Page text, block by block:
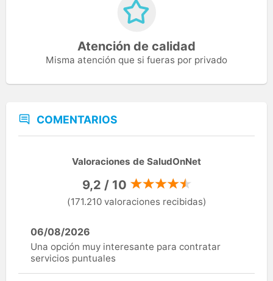
Atención de calidad
Misma atención que si fueras por privado
COMENTARIOS
Valoraciones de SaludOnNet
9,2 / 10
(171.210 valoraciones recibidas)
06/08/2026
Una opción muy interesante para contratar
servicios puntuales